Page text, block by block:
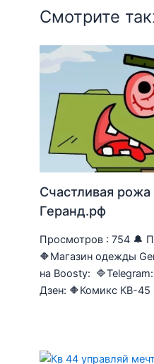
Смотрите
Счастливая
Геранд.рф
Просмотров : 754
🔶Магазин одежды
на Boosty:
Дзен: 🔶Комикс КВ-45